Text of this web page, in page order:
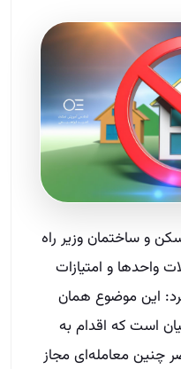
و ساختمان وزیر راه
واحدها و امتیازات
این موضوع همان
است که اقدام به
چنین معامله‌ای مجاز